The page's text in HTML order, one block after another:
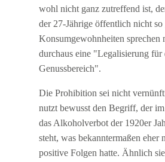
wohl nicht ganz zutreffend ist,
der 27-Jährige öffentlich nicht so
Konsumgewohnheiten sprechen
durchaus eine "Legalisierung für
Genussbereich".
Die Prohibition sei nicht
nutzt bewusst den Begriff, der
das Alkoholverbot der 1920er
steht, was bekanntermaßen eher
positive Folgen hatte. Ähnlich